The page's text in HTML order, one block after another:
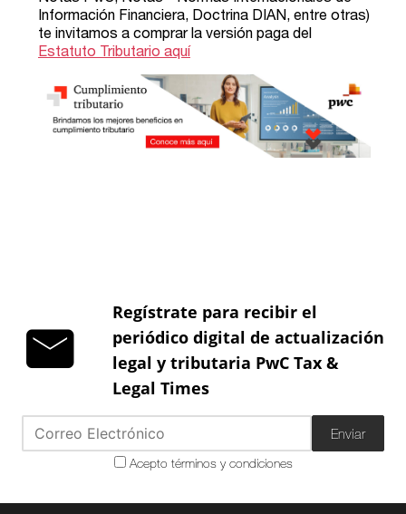
Regístrate para recibir el
periódico digital de actualización
legal y tributaria PwC Tax &
Legal Times
Enviar
Acepto términos y condiciones